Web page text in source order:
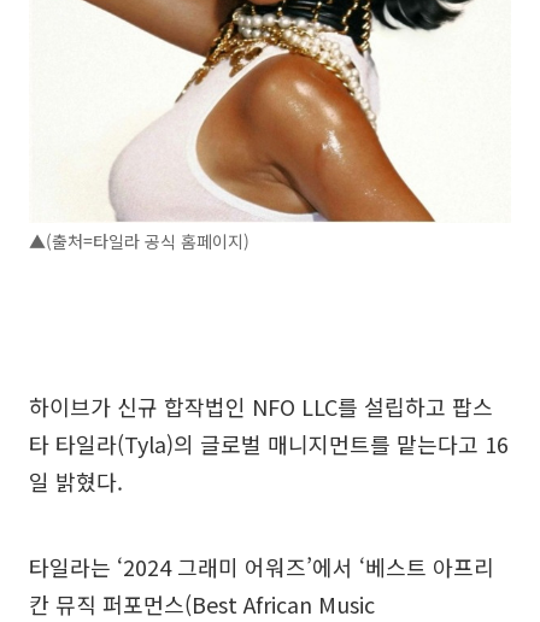
▲(출처=타일라 공식 홈페이지)
하이브가 신규 합작법인 NFO LLC를 설립하고 팝스
타 타일라(Tyla)의 글로벌 매니지먼트를 맡는다고 16
일 밝혔다.
타일라는 ‘2024 그래미 어워즈’에서 ‘베스트 아프리
칸 뮤직 퍼포먼스(Best African Music